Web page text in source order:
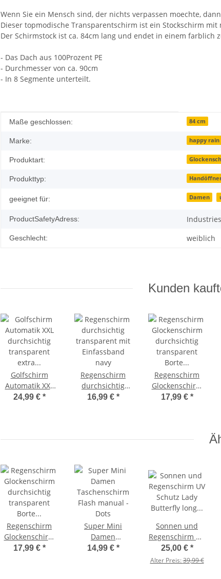
Wenn Sie ein Mensch sind, der nichts verpassen moechte,
Dieser topmodische Transparentschirm ist ein Stockschirm
Der Schirmstock ist ca. 84cm lang und endet in einem farblich
- Das Dach aus 100Prozent PE
- Durchmesser von ca. 90cm
- In 8 Segmente unterteilt.
Produkteigenschaft
Wert
Maße geschlossen: 84 cm
Marke: happy rain
Produktart:
Produkttyp:
geeignet für: Damen
ProductSafetyAdress:
Geschlecht: weiblich
Kunden
Golfschirm
Automatik XXL
durchsichtig
24,99 € *
Regenschirm
durchsichtig
transparent mit
16,99 € *
Regenschirm
Glockenschirm
durchsichtig
17,99 € *
Regenschirm
Glockenschirm
durchsichtig
17,99 € *
Super Mini
Damen
Taschenschirm
14,99 € *
Sonnen und
Regenschirm UV
Schutz Lady
Butterfly long
25,00 € *
Alter Preis:39,99 €